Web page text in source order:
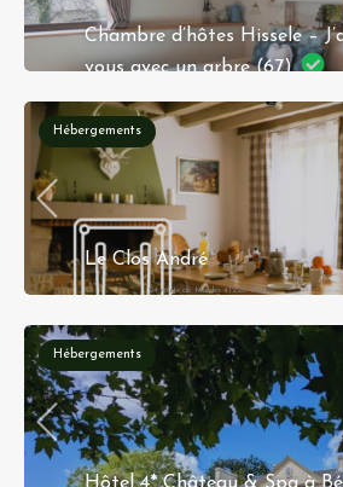
Chambre d’hôtes Hissele –
vous avec un arbre (67)
Hébergements
Le Clos André
24 route de Muides 41220 Thoury
Hébergements
Hôtel 4* Château & Spa à